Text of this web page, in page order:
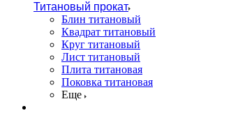
Титановый прокат
Блин титановый
Квадрат титановый
Круг титановый
Лист титановый
Плита титановая
Поковка титановая
Еще